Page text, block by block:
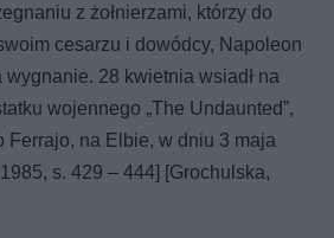
z żołnierzami, którzy do
cesarzu i dowódcy, Napoleon
wygnanie. 28 kwietnia wsiadł na
wojennego „The Undaunted”,
Ferrajo, na Elbie, w dniu 3 maja
s. 429 – 444] [Grochulska,